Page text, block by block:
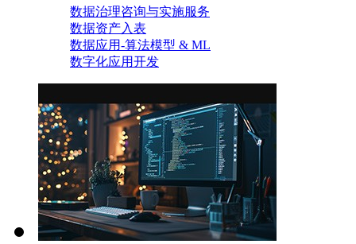
数据治理咨询与实施服务
数据资产入表
数据应用-算法模型 & ML
数字化应用开发